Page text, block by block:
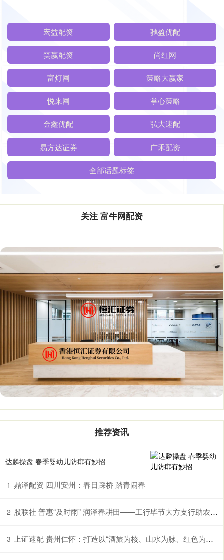
宏益配资 驰盈优配
笑赢配资 尚红网
富灯网 策略大赢家
悦来网 掌心策略
金鑫优配 弘大速配
易方达证券 广禾配资
全部话题标签
关注 富牛网配资
推荐资讯
达麟操盘 春季婴幼儿防痱有妙招
1 鼎泽配资 四川安州：春日踩桥 踏青闹春
2 股联社 普惠“及时雨” 润泽春耕田——工行毕节大方支行助农企解困获赠锦旗
3 上证速配 贵州仁怀：打造以“酒旅为核、山水为脉、红色为魂”的国际山地度假目的地